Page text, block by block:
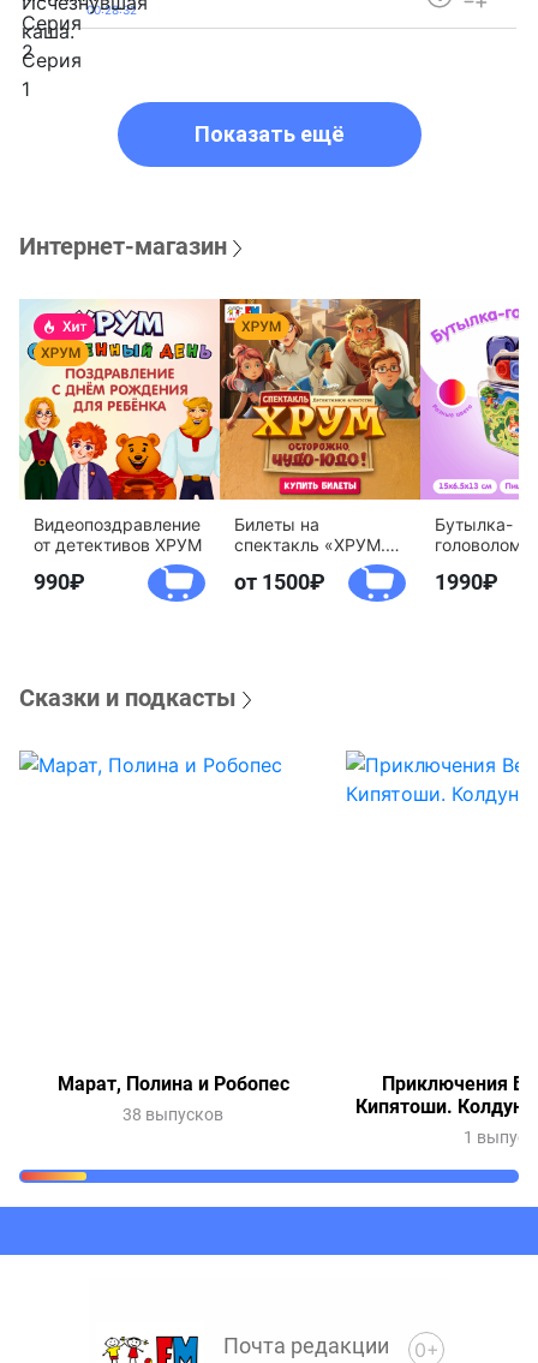
00:28:32
Показать ещё
Интернет-магазин
Видеопоздравление
от детективов ХРУМ
990
Билеты на
спектакль «ХРУМ.
Осторожно, Чудо-
Юдо!»
от 1500
Бутылка-
агентство
1990
Сказки и подкасты
Марат, Полина и Робопес
38 выпусков
Приключения
Кипятоши.
1 выпуск
Почта редакции 0+